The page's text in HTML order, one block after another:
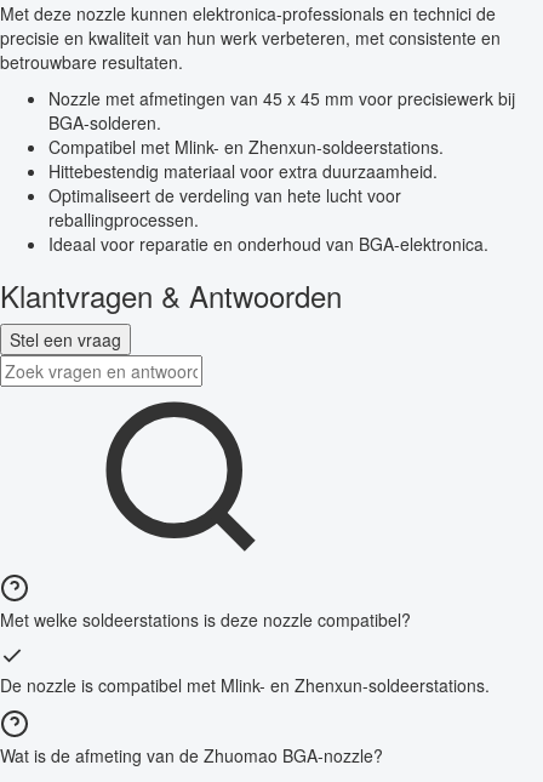
Met deze nozzle kunnen elektronica-professionals en technici de
precisie en kwaliteit van hun werk verbeteren, met consistente en
betrouwbare resultaten.
Nozzle met afmetingen van 45 x 45 mm voor precisiewerk bij
BGA-solderen.
Compatibel met Mlink- en Zhenxun-soldeerstations.
Hittebestendig materiaal voor extra duurzaamheid.
Optimaliseert de verdeling van hete lucht voor
reballingprocessen.
Ideaal voor reparatie en onderhoud van BGA-elektronica.
Klantvragen & Antwoorden
Stel een vraag
Met welke soldeerstations is deze nozzle compatibel?
De nozzle is compatibel met Mlink- en Zhenxun-soldeerstations.
Wat is de afmeting van de Zhuomao BGA-nozzle?